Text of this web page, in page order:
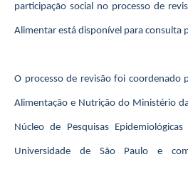
participação social no processo de
Alimentar está disponível para consulta
O processo de revisão foi coordenado
Alimentação e Nutrição do Ministério
Núcleo de Pesquisas
Universidade de São Paulo e